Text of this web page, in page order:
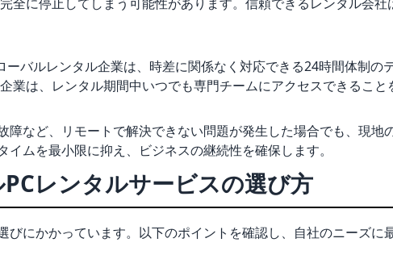
ーバルレンタル企業は、時差に関係なく対応できる24時間体制の
業は、レンタル期間中いつでも専門チームにアクセスできること
障など、リモートで解決できない問題が発生した場合でも、現地
ムを最小限に抑え、ビジネスの継続性を確保します。
レンタルサービスの選び方
にかかっています。以下のポイントを確認し、自社のニーズに